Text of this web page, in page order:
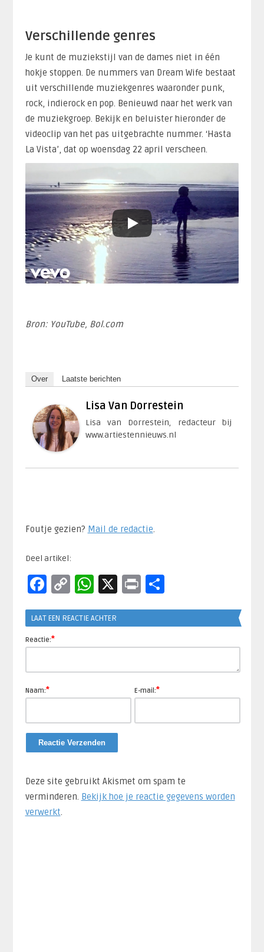
Verschillende genres
Je kunt de muziekstijl van de dames niet in één
hokje stoppen. De nummers van Dream Wife bestaat
uit verschillende muziekgenres waaronder punk,
rock, indierock en pop. Benieuwd naar het werk van
de muziekgroep. Bekijk en beluister hieronder de
videoclip van het pas uitgebrachte nummer. ‘Hasta
La Vista’, dat op woensdag 22 april verscheen.
Bron: YouTube, Bol.com
Over Laatste berichten
Lisa Van Dorrestein
Lisa van Dorrestein, redacteur bij
www.artiestennieuws.nl
Foutje gezien? Mail de redactie.​
Deel artikel:
Facebook
CopyWhatsApp
X PrintDelen
LAAT EEN REACTIE ACHTER
Reactie:*
Naam:* E-mail:*
Deze site gebruikt Akismet om spam te
verminderen. Bekijk hoe je reactie gegevens worden
verwerkt.